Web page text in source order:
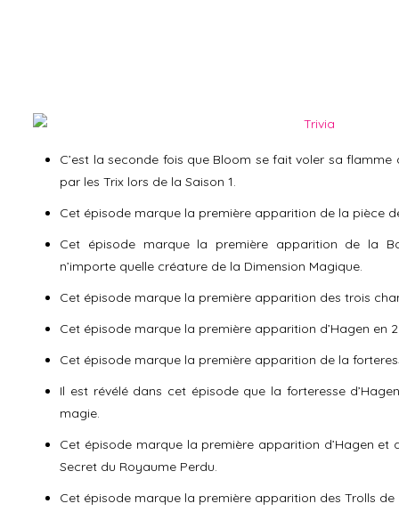
C’est la seconde fois que Bloom se fait voler sa
par les Trix lors de la Saison 1.
Cet épisode marque la première apparition de la pièce
Cet épisode marque la première apparition de la
n’importe quelle créature de la Dimension Magique.
Cet épisode marque la première apparition des trois
Cet épisode marque la première apparition d’Hagen en
Cet épisode marque la première apparition de la
Il est révélé dans cet épisode que la forteresse
magie.
Cet épisode marque la première apparition d’Hagen et
Secret du Royaume Perdu.
Cet épisode marque la première apparition des Trolls